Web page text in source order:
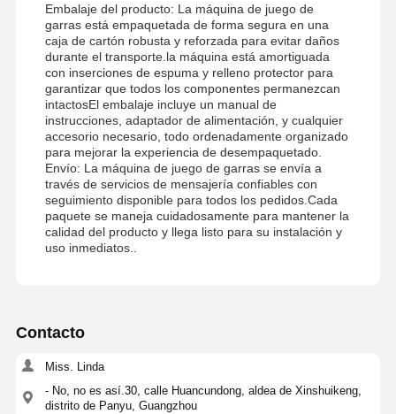
Embalaje del producto: La máquina de juego de
garras está empaquetada de forma segura en una
caja de cartón robusta y reforzada para evitar daños
durante el transporte.la máquina está amortiguada
con inserciones de espuma y relleno protector para
garantizar que todos los componentes permanezcan
intactosEl embalaje incluye un manual de
instrucciones, adaptador de alimentación, y cualquier
accesorio necesario, todo ordenadamente organizado
para mejorar la experiencia de desempaquetado.
Envío: La máquina de juego de garras se envía a
través de servicios de mensajería confiables con
seguimiento disponible para todos los pedidos.Cada
paquete se maneja cuidadosamente para mantener la
calidad del producto y llega listo para su instalación y
uso inmediatos..
Contacto
Miss. Linda
- No, no es así.30, calle Huancundong, aldea de Xinshuikeng,
distrito de Panyu, Guangzhou